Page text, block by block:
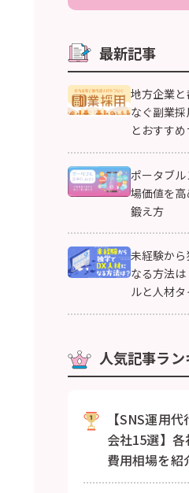
最新記事
地方企業
なぐ副業
とおすす
ポータブ
場価値を
鍛え方
未経験か
なる方法
ルと人材
人気記事ラ
【SNS運用
会社15選】
費用相場を紹